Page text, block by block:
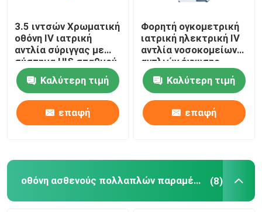
αναισθησιολογικό μηχάνημα
Μηχανή αποστειρωτή ατμού
Ψηφιακό όργανο ελέγχου πίεσης του αίματος
Παλμικό οξύμετρο δακτύλων
3.5 ιντσών Χρωματική
οθόνη IV ιατρική
αντλία σύριγγας με
σύστημα HIS σταθμού
αποβάθρας
Καλύτερη τιμή
επαφή
Φορητή ογκομετρική
ιατρική ηλεκτρική IV
αντλία νοσοκομείων
αντλιών έγχυσης
Καλύτερη τιμή
επαφή
οθόνη ασθενούς πολλαπλών παραμέτρων (8)